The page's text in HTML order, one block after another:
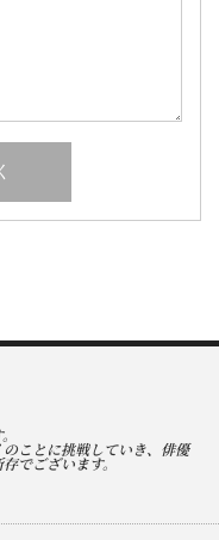
ことに挑戦していき、俳優
でございます。